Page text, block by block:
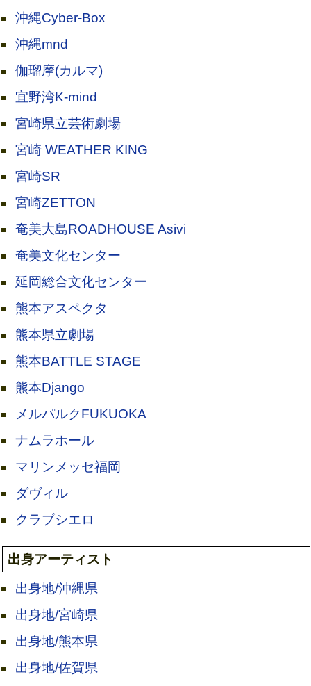
沖縄Cyber-Box
沖縄mnd
伽瑠摩(カルマ)
宜野湾K-mind
宮崎県立芸術劇場
宮崎 WEATHER KING
宮崎SR
宮崎ZETTON
奄美大島ROADHOUSE Asivi
奄美文化センター
延岡総合文化センター
熊本アスペクタ
熊本県立劇場
熊本BATTLE STAGE
熊本Django
メルパルクFUKUOKA
ナムラホール
マリンメッセ福岡
ダヴィル
クラブシエロ
出身アーティスト
出身地/沖縄県
出身地/宮崎県
出身地/熊本県
出身地/佐賀県